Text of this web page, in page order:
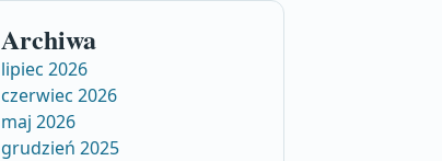
Archiwa
lipiec 2026
czerwiec 2026
maj 2026
grudzień 2025